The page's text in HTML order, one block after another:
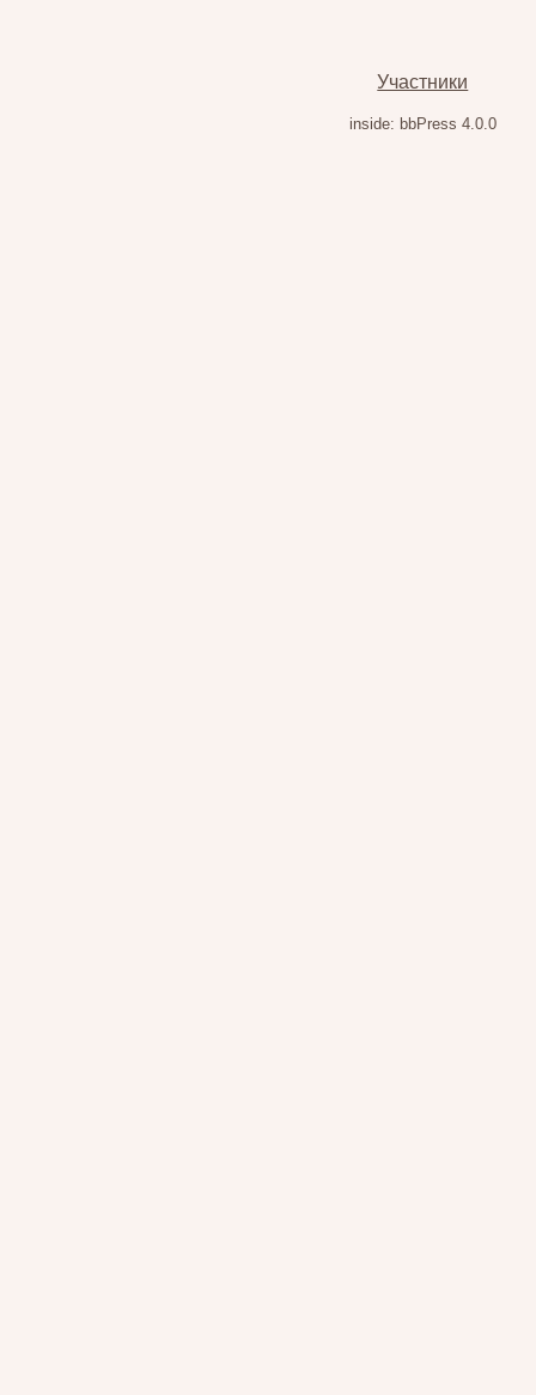
Участники
inside: bbPress 4.0.0